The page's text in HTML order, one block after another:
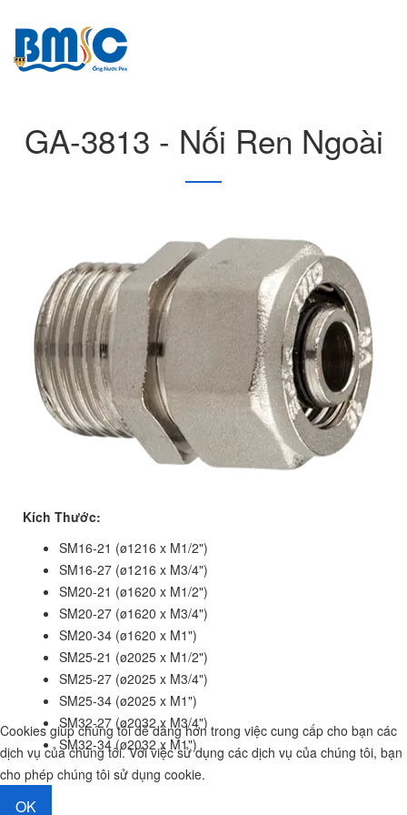
GA-3813 - Nối Ren Ngoài
Kích Thước:
SM16-21 (ø1216 x M1/2")
SM16-27 (ø1216 x M3/4")
SM20-21 (ø1620 x M1/2")
SM20-27 (ø1620 x M3/4")
SM20-34 (ø1620 x M1")
SM25-21 (ø2025 x M1/2")
SM25-27 (ø2025 x M3/4")
SM25-34 (ø2025 x M1")
SM32-27 (ø2032 x M3/4")
SM32-34 (ø2032 x M1")
Cookies giúp chúng tôi dễ dàng hơn trong việc cung cấp cho bạn các
dịch vụ của chúng tôi. Với việc sử dụng các dịch vụ của chúng tôi, bạn
cho phép chúng tôi sử dụng cookie.
OK